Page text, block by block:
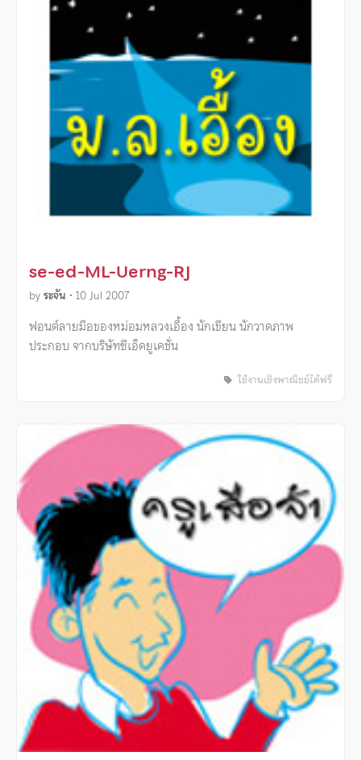
se-ed-ML-Uerng-RJ
byระจัน • 10 Jul 2007
ฟอนต์ลายมือของหม่อมหลวงเอื้อง นักเขียน นักวาดภาพ
ประกอบ จากบริษัทซีเอ็ดยูเคชั่น
ใช้งานเชิงพาณิชย์ได้ฟรี